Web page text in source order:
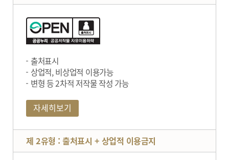
출처표시
상업적, 비상업적 이용가능
변형 등 2차적 저작물 작성 가능
자세히보기
제 2유형 : 출처표시 + 상업적 이용금지